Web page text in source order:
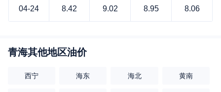
04-24 8.42 9.02 8.95 8.06
青海其他地区油价
西宁 海东 海北 黄南